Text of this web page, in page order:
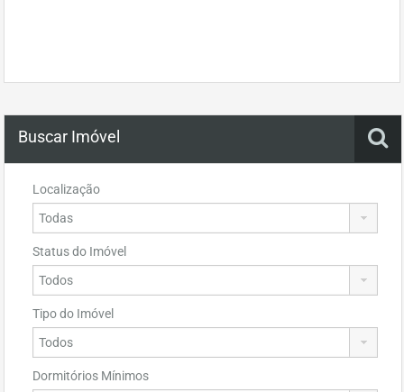
Buscar Imóvel
Localização
Status do Imóvel
Tipo do Imóvel
Dormitórios Mínimos